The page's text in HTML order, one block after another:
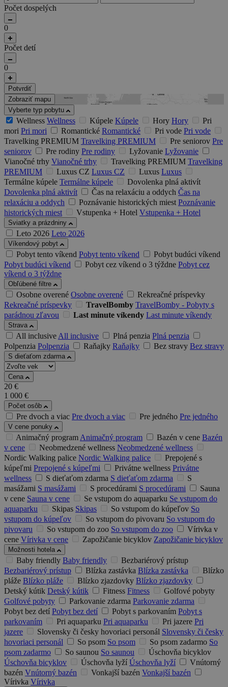
Počet dospelých
0
Počet detí
0
Potvrdiť
Zobraziť mapu
Vyberte typ pobytu
Wellness Wellness Kúpele Kúpele Hory Hory
Pri
mori Pri mori Romantické Romantické Pri vode Pri vode
Travelking PREMIUM Travelking PREMIUM Pre seniorov Pre
seniorov
Pre rodiny Pre rodiny Lyžovanie Lyžovanie
Vianočné trhy Vianočné trhy Travelking PREMIUM Travelking
PREMIUM
Luxus CZ Luxus CZ Luxus Luxus
Termálne kúpele Termálne kúpele
Dovolenka plná aktivít
Dovolenka plná aktivít
Čas na relaxáciu a oddych Čas na
relaxáciu a oddych
Poznávanie historických miest Poznávanie
historických miest
Vstupenka + Hotel Vstupenka + Hotel
Sviatky a prázdniny
Leto 2026 Leto 2026
Víkendový pobyt
Pobyt tento víkend Pobyt tento víkend
Pobyt budúci víkend
Pobyt budúci víkend
Pobyt cez víkend o 3 týždne Pobyt cez
víkend o 3 týždne
Obľúbené filtre
Osobne overené Osobne overené
Rekreačné príspevky
Rekreačné príspevky
TravelBomby TravelBomby - Pobyty s
parádnou zľavou
Last minute víkendy Last minute víkendy
Strava
All inclusiveAll inclusive Plná penzia Plná penzia
Polpenzia Polpenzia Raňajky Raňajky Bez stravy Bez stravy
S dieťaťom zdarma
Cena
20 €
1 000 €
Počet osôb
Pre dvoch a viac Pre dvoch a viac Pre jedného Pre jedného
V cene ponuky
Animačný programAnimačný program Bazén v cene Bazén
v cene
Neobmedzené wellness Neobmedzené wellness
Nordic Walking palice Nordic Walking palice
Prepojené s
kúpeľmi Prepojené s kúpeľmi Privátne wellness Privátne
wellness
S dieťaťom zdarma S dieťaťom zdarma
S
masážami S masážami S procedúrami S procedúrami
Sauna
v cene Sauna v cene Se vstupom do aquaparku Se vstupom do
aquaparku
Skipas Skipas So vstupom do kúpeľov So
vstupom do kúpeľov
So vstupom do pivovaru So vstupom do
pivovaru
So vstupom do zoo So vstupom do zoo
Vírivka v
cene Vírivka v cene Zapožičanie bicyklov Zapožičanie bicyklov
Možnosti hotela
Baby friendly Baby friendly
Bezbariérový prístup
Bezbariérový prístup
Blízka zastávka Blízka zastávka
Blízko
pláže Blízko pláže Blízko zjazdovky Blízko zjazdovky
Detský kútik Detský kútik Fitness Fitness
Golfové pobyty
Golfové pobyty
Parkovanie zdarma Parkovanie zdarma
Pobyt bez detí Pobyt bez detí Pobyt s parkovaním Pobyt s
parkovaním
Pri aquaparku Pri aquaparku Pri jazere Pri
jazere
Slovensky či česky hovoriaci personál Slovensky či česky
hovoriaci personál
So psom So psom So psom zadarmo So
psom zadarmo
So saunou So saunou
Úschovňa bicyklov
Úschovňa bicyklov
Úschovňa lyží Úschovňa lyží
Vnútorný
bazén Vnútorný bazén Vonkajší bazén Vonkajší bazén
Vírivka Vírivka